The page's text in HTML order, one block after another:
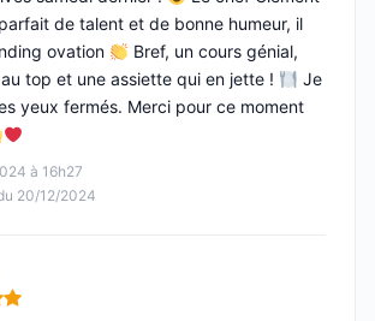
à 16h27
20/12/2024
de talent et de bonne humeur, il
ovation
Bref, un cours génial,
top et une assiette qui en jette !
Je
yeux fermés. Merci pour ce moment
5